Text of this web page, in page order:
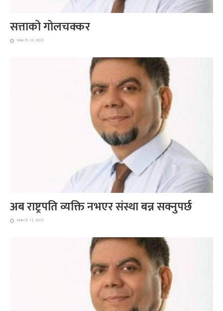
सत्ताको गोलचक्कर
March 22, 2023
अब राष्ट्रपति व्यक्ति नभएर संस्था बन्न सक्नुपर्छ
March 11, 2023